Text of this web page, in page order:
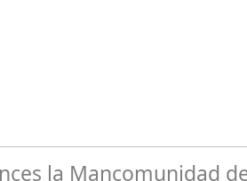
la Mancomunidad